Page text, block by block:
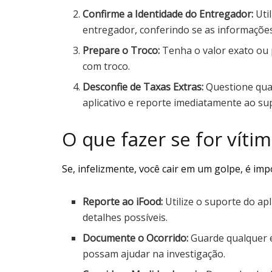
Confirme a Identidade do Entregador:
entregador, conferindo se as
Prepare o Troco: Tenha o valor exato
com troco.
Desconfie de Taxas Extras:Questione
aplicativo e reporte imediatamente ao
O que fazer se for
Se, infelizmente, você cair em um golpe, é
Reporte ao iFood: Utilize o suporte do
detalhes possíveis.
Documente o Ocorrido:Guarde qualquer
possam ajudar na investigação.